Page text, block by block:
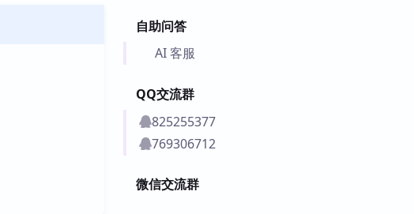
Zettelkasten 实践示例
自助问答
AI 客服
QQ交流群
825255377
769306712
微信交流群